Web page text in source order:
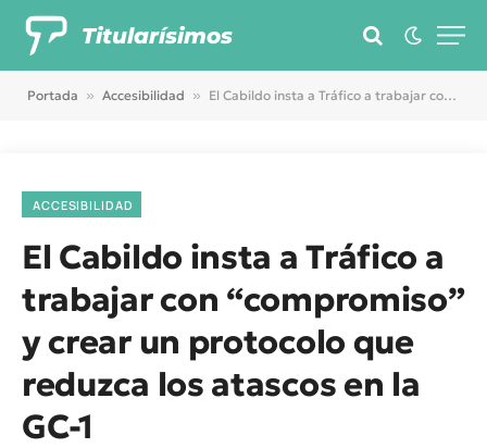
Titularísimos
Portada » Accesibilidad » El Cabildo insta a Tráfico a trabajar con “compromiso” y crear un protocolo que reduzca los atascos en la GC-1
ACCESIBILIDAD
El Cabildo insta a Tráfico a
trabajar con “compromiso”
y crear un protocolo que
reduzca los atascos en la
GC-1